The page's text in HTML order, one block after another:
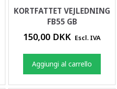
KORTFATTET VEJLEDNING
FB55 GB
150,00 DKK Escl. IVA
Aggiungi al carrello